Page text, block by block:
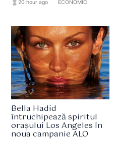
hourglass_full 20 hour ago ECONOMIC
Bella Hadid
întruchipează spiritul
orașului Los Angeles în
noua campanie ALO